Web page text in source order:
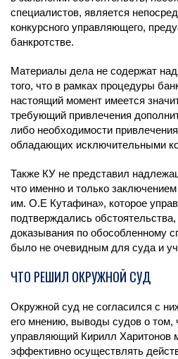
специалистов, является
конкурсного управляющего,
банкротстве.
Материалы дела не содержат
того, что в рамках процедуры
настоящий момент имеется
требующий привлечения
либо необходимости
обладающих исключительными
Также КУ не представил
что именно и только
им. О.Е Кутафина», которое
подтверждались
доказывания по обособленному
было не очевидным для суда и
ЧТО РЕШИЛ ОКРУЖНОЙ СУД
Окружной суд не согласился с
его мнению, выводы судов о том,
управляющий Кирилл Харитонов
эффективно осуществлять